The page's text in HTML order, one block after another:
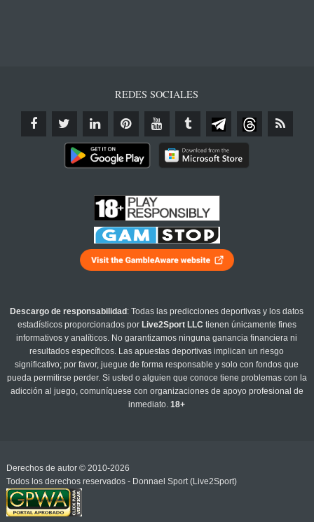
REDES SOCIALES
Descargo de responsabilidad : Todas las predicciones deportivas y los datos
estadísticos proporcionados por Live2Sport LLC tienen únicamente fines
informativos y analíticos. No garantizamos ninguna ganancia financiera ni
resultados específicos. Las apuestas deportivas implican un riesgo
significativo; por favor, juegue de forma responsable y solo con fondos que
pueda permitirse perder. Si usted o alguien que conoce tiene problemas con la
adicción al juego, comuníquese con organizaciones de apoyo profesional de
inmediato.18+
Derechos de autor © 2010-2026
Todos los derechos reservados - Donnael Sport (Live2Sport)